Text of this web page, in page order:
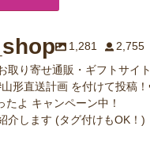
1,281
2,755
取り寄せ通販・ギフトサイ
形直送計画 を付けて投稿
よ キャンペーン中！
介します (タグ付けもOK！)